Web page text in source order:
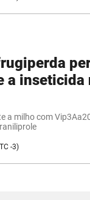
a inseticida
a milho com
-3)